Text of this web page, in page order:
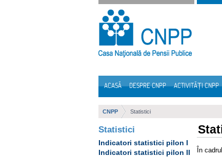
Sari la continut
ACASĂ DESPRE CNPP ACTIVITĂȚI CNPP
CNPP Statistici
Statistici
Indicatori statistici pilon I
Indicatori statistici pilon II
În